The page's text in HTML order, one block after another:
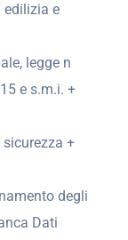
e
legge n
e s.m.i. +
+
degli
Dati